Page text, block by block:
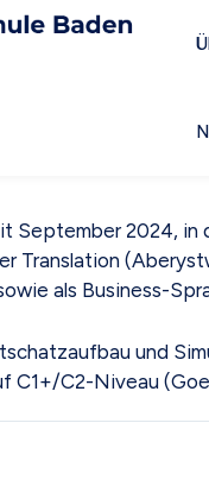
September 2024, in
Translation
als Business-
und
C1+/C2-Niveau